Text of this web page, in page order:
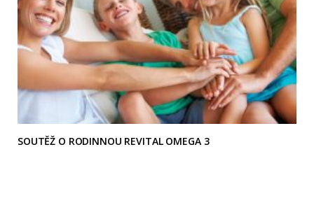
SOUTĚŽ O RODINNOU REVITAL OMEGA 3